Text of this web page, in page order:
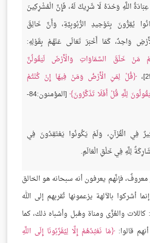
عِبَادَةُ اللَّهِ وَحْدَهُ لَا شَرِيكَ لَهُ، فَإِنَّ الْمُشْرِكِينَ
يُقِرُّونَ بِتَوْحِيدِ الرُّبُوبِيَّةِ، وَأَنَّ خَالِقَ
وَاحِدٌ، كَمَا أَخْبَرَ تَعَالَى عَنْهُمْ بِقَوْلِهِ:
مَنْ خَلَقَ السَّمَاوَاتِ وَالْأَرْضَ لَيَقُولُنَّ
قُلْ لِمَنِ الْأَرْضُ وَمَنْ فِيهَا إِنْ كُنْتُمْ
لِلَّهِ قُلْ أَفَلَا تَذَكَّرُونَ
[المؤمنون:84-
فِي الْقُرْآنِ، وَلَمْ يَكُونُوا يَعْتَقِدُونَ فِي
لِلَّهِ فِي خَلْقِ الْعَالَمِ.
فإنَّهم يعرفون أنه سبحانه هو الخالق
أشركوا بالآلهة يزعمونها تُقربهم إلى الله
والعُزَّى ومناة وهُبل وأشباه ذلك، كما
قالوا:
مَا نَعْبُدُهُمْ إِلَّا لِيُقَرِّبُونَا إِلَى اللَّهِ